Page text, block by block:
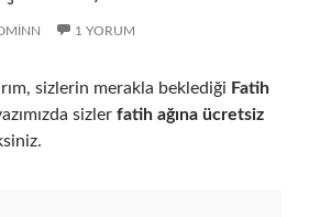
1 YORUM
sizlerin merakla beklediği Fatih
sizler fatih ağına ücretsiz